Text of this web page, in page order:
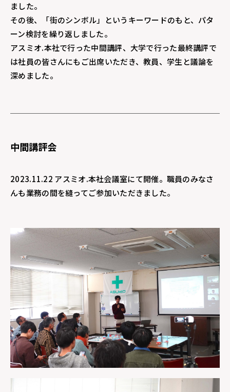
ました。
その後、「街のシンボル」というキーワードのもと、パタ
ーン検討を繰り返しました。
アスミオ.本社で行った中間講評、大学で行った最終講評で
は社員の皆さんにもご出席いただき、教員、学生と議論を
深めました。
中間講評会
2023.11.22 アスミオ.本社会議室にて開催。職員のみなさ
んも業務の間を縫ってご参加いただきました。